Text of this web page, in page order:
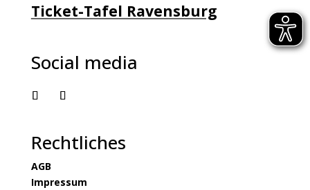
Ticket-Tafel Ravensburg
Social media
Rechtliches
AGB
Impressum